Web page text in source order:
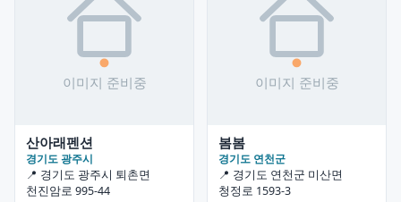
산아래펜션
경기도 광주시
📍 경기도 광주시 퇴촌면
천진암로 995-44
봄봄
경기도 연천군
📍 경기도 연천군 미산면
청정로 1593-3